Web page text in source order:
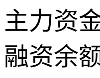
主力资
融资余